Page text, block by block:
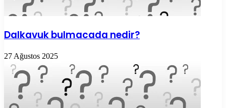
Dalkavuk bulmacada nedir?
27 Ağustos 2025